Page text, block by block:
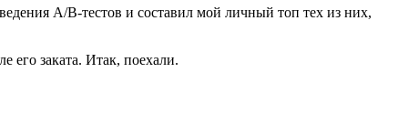
A/B-тестов и составил мой личный топ тех из них,
его заката. Итак, поехали.